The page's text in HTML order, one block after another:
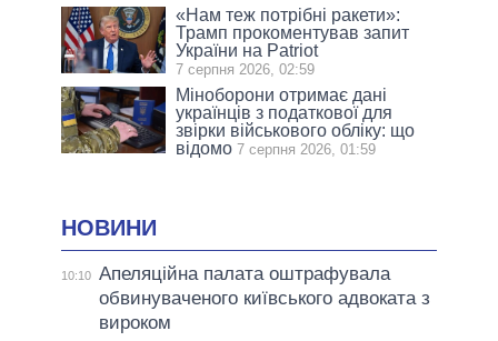
«Нам теж потрібні ракети»:
Трамп прокоментував запит
України на Patriot
7 серпня 2026, 02:59
Міноборони отримає дані
українців з податкової для
звірки військового обліку: що
відомо 7 серпня 2026, 01:59
НОВИНИ
10:10 Апеляційна палата оштрафувала
обвинуваченого київського адвоката з
вироком